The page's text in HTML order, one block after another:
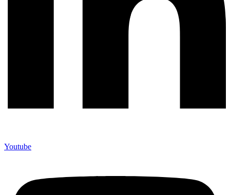
Youtube